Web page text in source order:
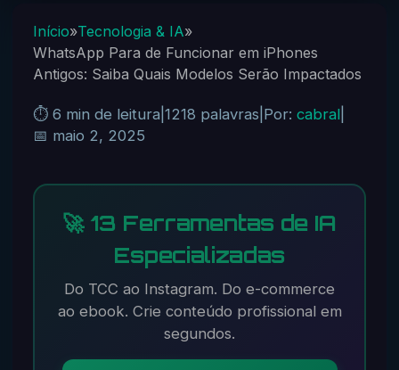
Início»Tecnologia & IA»
WhatsApp Para de Funcionar em iPhones
Antigos: Saiba Quais Modelos Serão Impactados
⏱️ 6 min de leitura 1218 palavras Por: cabral|
📅 maio 2, 2025
🚀 13 Ferramentas de IA
Especializadas
Do TCC ao Instagram. Do e-commerce
ao ebook. Crie conteúdo profissional em
segundos.